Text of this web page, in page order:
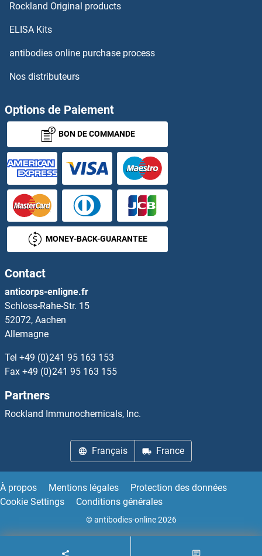
UTP15 Protéines
UTP18 Protéines
UTP23 Protéines
UTP25/DIEXF Protéines
UTP3 Protéines
UTP6 Protéines
Utrophin Protéines
UVRAG Protéines
UVSSA/KIAA1530 Protéines
UXS1 Protéines
UXT Protéines
VAC14 Protéines
Valosin Containing Protein Protéines
Rockland Original products
ELISA Kits
antibodies online purchase process
Nos distributeurs
Options de Paiement
BON DE COMMANDE
MONEY-BACK-GUARANTEE
Contact
anticorps-enligne.fr
Schloss-Rahe-Str. 15
52072, Aachen
Allemagne
Tel +49 (0)241 95 163 153
Fax +49 (0)241 95 163 155
Partners
Rockland Immunochemicals, Inc.
Français France
À propos Mentions légales
Protection des données
Cookie Settings
Conditions générales
© antibodies-online 2026